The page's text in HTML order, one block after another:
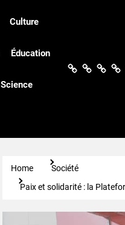
Culture
Éducation
Science
Actualités
Politique
Home
Société
Paix et solidarité : la